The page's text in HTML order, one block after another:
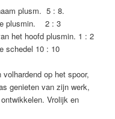
plusm. 5 : 8.
plusmin. 2 : 3
het hoofd plusmin. 1 : 2
schedel 10 : 10
op het spoor,
genieten van zijn werk,
Vrolijk en